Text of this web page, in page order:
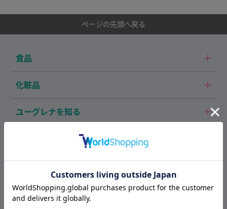
ページの先頭へ戻る
食品
化粧品
ユーグレナを知る
よくあるご質問・
お問い合わせ
お知らせ
特定商取引法に関する表記
個人情報の取り扱いについて
運営会社